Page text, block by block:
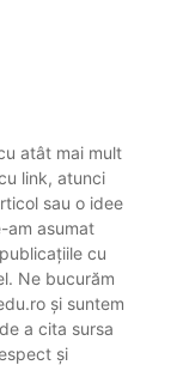
atât mai mult
link, atunci
sau o idee
am asumat
cu
Ne bucurăm
și suntem
a cita sursa
și